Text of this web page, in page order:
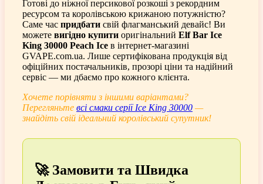
Готові до ніжної персикової розкоші з рекордним
ресурсом та королівською крижаною потужністю?
Саме час придбати свій флагманський девайс! Ви
можете вигідно купити оригінальний Elf Bar Ice
King 30000 Peach Ice в інтернет-магазині
GVAPE.com.ua. Лише сертифікована продукція від
офіційних постачальників, прозорі ціни та надійний
сервіс — ми дбаємо про кожного клієнта.
Хочете порівняти з іншими варіантами?
Перегляньте всі смаки серії Ice King 30000 —
знайдіть свій ідеальний королівський супутник!
🚀 Замовити та Швидка